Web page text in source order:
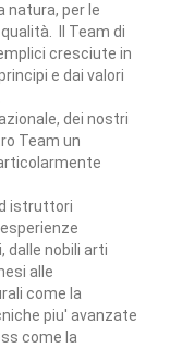
natura, per le
Il Team di
cresciute in
e dai valori
dei nostri
Team un
istruttori
dalle nobili arti
alle
come la
piu' avanzate
come la